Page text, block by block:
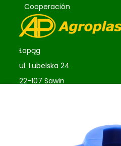
Cooperación
Łopąg
ul. Lubelska 24
22-107 Sawin